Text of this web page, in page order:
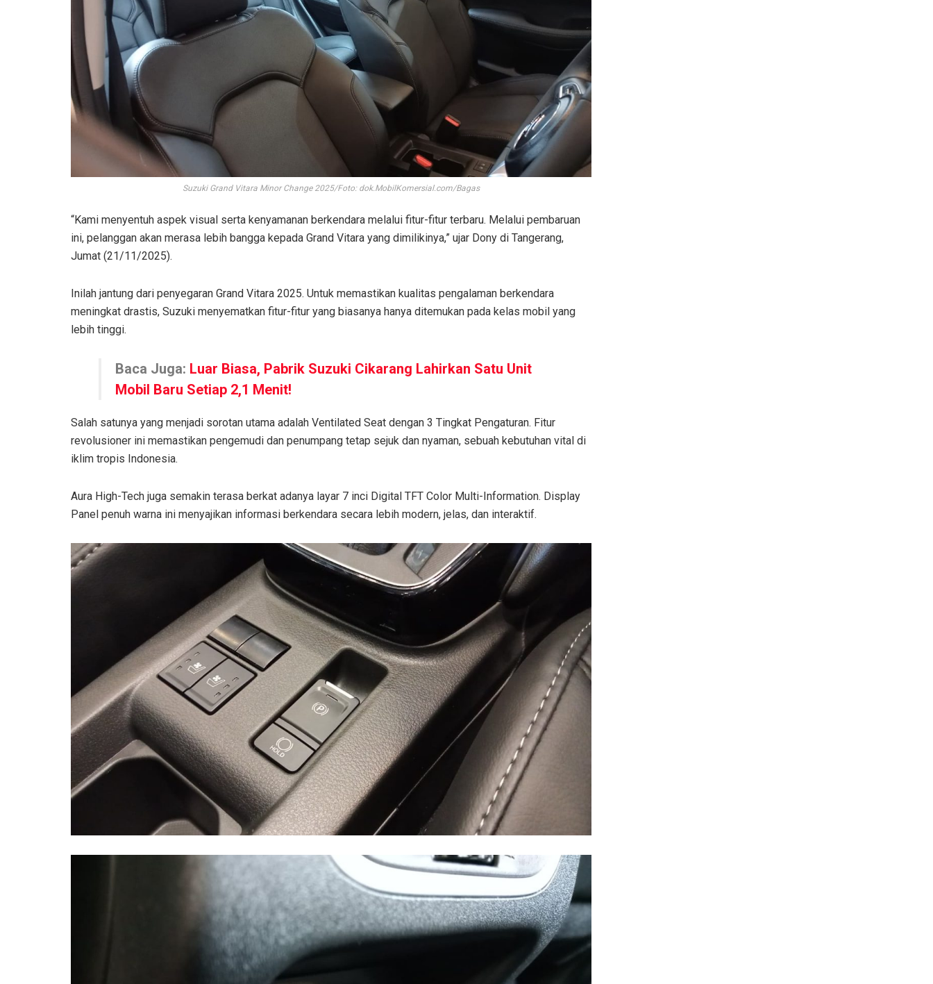
Suzuki Grand Vitara Minor Change 2025/Foto: dok.MobilKomersial.com/Bagas
“Kami menyentuh aspek visual serta kenyamanan berkendara melalui fitur-fitur terbaru. Melalui pembaruan
ini, pelanggan akan merasa lebih bangga kepada Grand Vitara yang dimilikinya,” ujar Dony di Tangerang,
Jumat (21/11/2025).
Inilah jantung dari penyegaran Grand Vitara 2025. Untuk memastikan kualitas pengalaman berkendara
meningkat drastis, Suzuki menyematkan fitur-fitur yang biasanya hanya ditemukan pada kelas mobil yang
lebih tinggi.
Baca Juga: Luar Biasa, Pabrik Suzuki Cikarang Lahirkan Satu Unit
Mobil Baru Setiap 2,1 Menit!
Salah satunya yang menjadi sorotan utama adalah Ventilated Seat dengan 3 Tingkat Pengaturan. Fitur
revolusioner ini memastikan pengemudi dan penumpang tetap sejuk dan nyaman, sebuah kebutuhan vital di
iklim tropis Indonesia.
Aura High-Tech juga semakin terasa berkat adanya layar 7 inci Digital TFT Color Multi-Information. Display
Panel penuh warna ini menyajikan informasi berkendara secara lebih modern, jelas, dan interaktif.